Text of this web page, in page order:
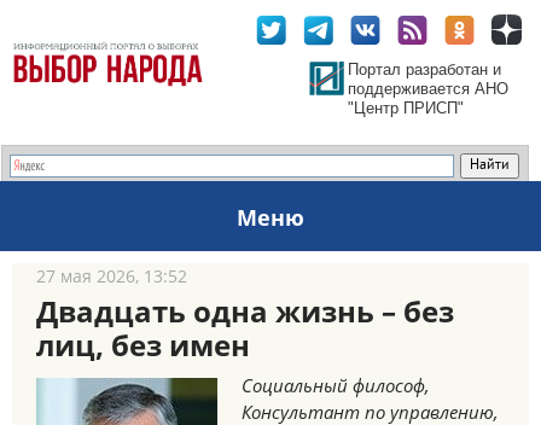
Портал разработан и
поддерживается АНО
"Центр ПРИСП"
Меню
27 мая 2026, 13:52
Двадцать одна жизнь – без
лиц, без имен
Социальный философ,
Консультант по управлению,